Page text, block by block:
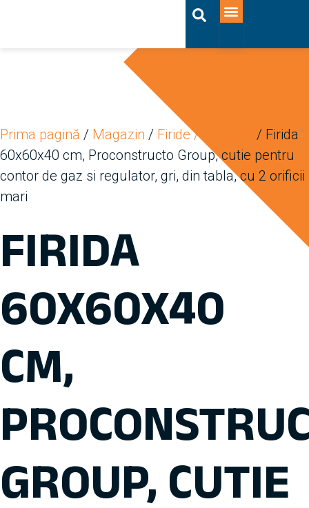
Prima pagină / Magazin / Firide / cutii gaz
/ Firida
60x60x40 cm, Proconstructo Group, cutie pentru
contor de gaz si regulator, gri, din tabla, cu 2 orificii
mari
FIRIDA
60X60X40
CM,
GROUP, CUTIE